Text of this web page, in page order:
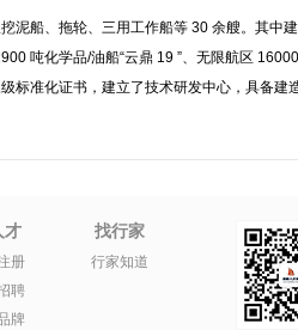
泥船、拖轮、三用工作船等 30 余艘。其中
吨化学品/油船“云鼎 19 ”、无限航区
准化证书，建立了技术研发中心，具备建
才
册
聘
牌
找行家
行家知道